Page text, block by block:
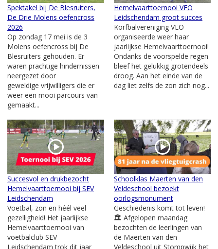
Spektakel bij De Blesruiters,
De Drie Molens oefencross
2026
Op zondag 17 mei is de 3
Molens oefencross bij De
Blesruiters gehouden. Er
waren prachtige hindernissen
neergezet door
geweldige vrijwilligers die er
weer een mooi parcours van
gemaakt...
Hemelvaarttoernooi VEO
Leidschendam groot succes
Korfbalvereniging VEO
organiseerde weer haar
jaarlijkse Hemelvaarttoernooi!
Ondanks de voorspelde regen
bleef het gelukkig grotendeels
droog. Aan het einde van de
dag liet zelfs de zon zich nog...
Succesvol en drukbezocht
Hemelvaarttoernooi bij SEV
Leidschendam
Voetbal, zon en héél veel
gezelligheid! Het jaarlijkse
Hemelvaarttoernooi van
voetbalclub SEV
Leidschendam trok dit jaar
Schoolklas Maerten van den
Veldeschool bezoekt
oorlogsmonument
Geschiedenis komt tot leven!
🏛️ Afgelopen maandag
bezochten de leerlingen van
de Maerten van den
Veldeschool uit Stompwijk het